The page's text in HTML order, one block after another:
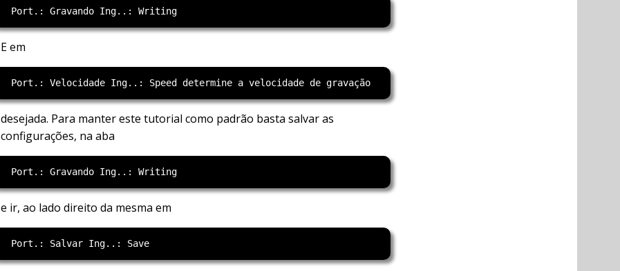
E em
desejada. Para manter este tutorial como padrão basta salvar as
configurações, na aba
e ir, ao lado direito da mesma em